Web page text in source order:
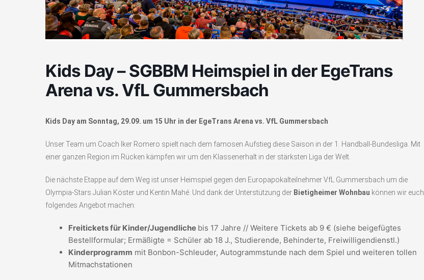
Kids Day – SGBBM Heimspiel in der EgeTrans
Arena vs. VfL Gummersbach
Kids Day am Sonntag, 29.09. um 15 Uhr in der EgeTrans Arena vs. VfL Gummersbach
Unser Team um Coach Iker Romero spielt nach dem famosen Aufstieg diese Saison in der 1. Handball-Bundesliga. Mit
einer ganzen Region im Rücken kämpfen wir um den Klassenerhalt in der stärksten Liga der Welt.
Die nächste Etappe auf dem Weg ist unser Heimspiel gegen den Europapokalteilnehmer VfL Gummersbach um die
Olympia-Stars Julian Köster und Kentin Mahé. Und dank der Unterstützung der Bietigheimer Wohnbau können wir euch
folgendes Angebot machen:
Freitickets für Kinder/Jugendliche bis 17 Jahre // Weitere Tickets ab 9 € (siehe beigefügtes
Bestellformular; Ermäßigte = Schüler ab 18 J., Studierende, Behinderte, Freiwilligendienstl.)
Kinderprogramm mit Bonbon-Schleuder, Autogrammstunde nach dem Spiel und weiteren tollen
Mitmachstationen